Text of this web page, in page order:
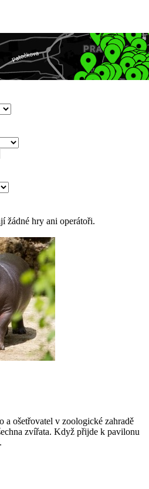
žádné hry ani operátoři.
a ošetřovatel v zoologické zahradě
zvířata. Když přijde k pavilonu